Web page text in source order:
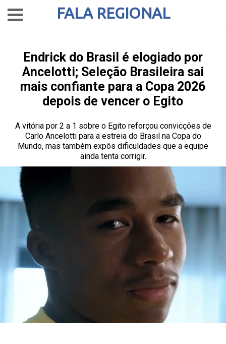
FALA REGIONAL
Endrick do Brasil é elogiado por
Ancelotti; Seleção Brasileira sai
mais confiante para a Copa 2026
depois de vencer o Egito
A vitória por 2 a 1 sobre o Egito reforçou convicções de
Carlo Ancelotti para a estreia do Brasil na Copa do
Mundo, mas também expôs dificuldades que a equipe
ainda tenta corrigir.